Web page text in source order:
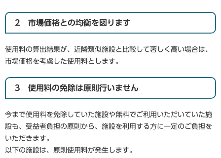
2 市場価格との均衡を図ります
使用料の算出結果が、近隣類似施設と比較して著しく高い場合は、
市場価格を考慮した使用料とします。
3 使用料の免除は原則行いません
今まで使用料を免除していた施設や無料でご利用いただいていた施
設も、受益者負担の原則から、施設を利用する方に一定のご負担を
いただきます。
以下の施設は、原則使用料が発生します。